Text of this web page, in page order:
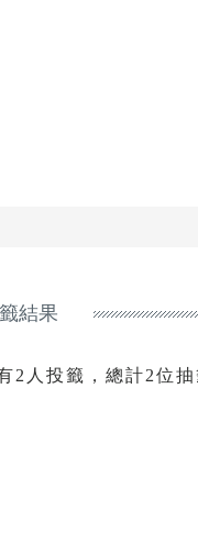
結果
人投籤，總計2位